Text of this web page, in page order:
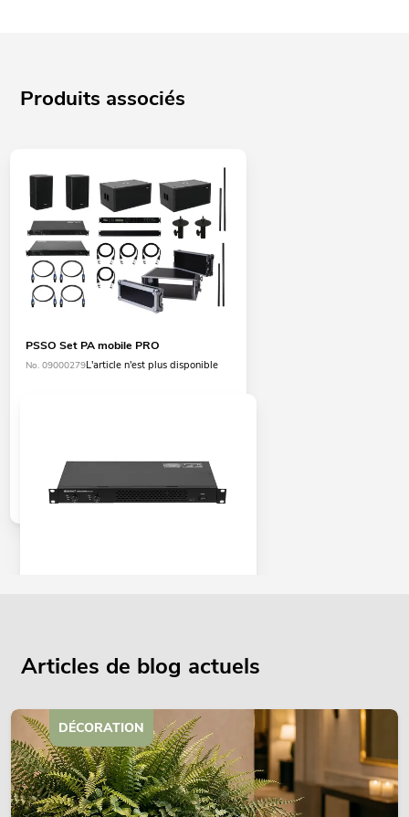
Produits associés
PSSO Set PA mobile PRO
No. 09000279L'article n'est plus disponible
345,00€
Articles de blog actuels
DÉCORATION